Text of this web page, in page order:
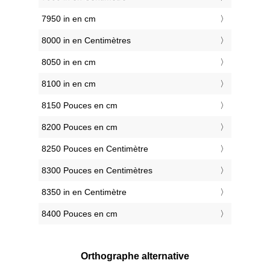
7950 in en cm
8000 in en Centimètres
8050 in en cm
8100 in en cm
8150 Pouces en cm
8200 Pouces en cm
8250 Pouces en Centimètre
8300 Pouces en Centimètres
8350 in en Centimètre
8400 Pouces en cm
Orthographe alternative